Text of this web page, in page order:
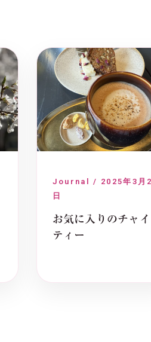
Journal / 2025年3月
日
お気に入りのチャイ
ティー